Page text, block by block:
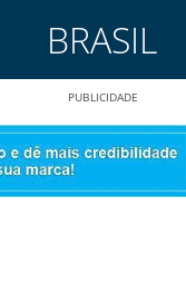
BRASIL
PUBLICIDADE